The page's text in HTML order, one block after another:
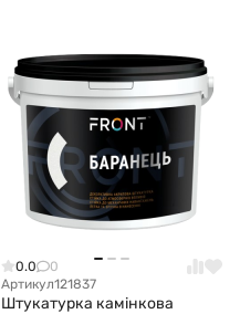
0.0
0
Артикул121837
Штукатурка камінкова